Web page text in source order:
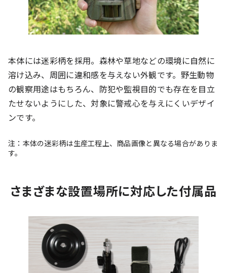
本体には迷彩柄を採用。森林や草地などの環境に自然に
溶け込み、周囲に違和感を与えない外観です。野生動物
の観察用途はもちろん、防犯や監視目的でも存在を目立
たせないようにした、対象に警戒心を与えにくいデザイ
ンです。
注：本体の迷彩柄は生産工程上、商品画像と異なる場合がありま
す。
さまざまな設置場所に対応した付属品